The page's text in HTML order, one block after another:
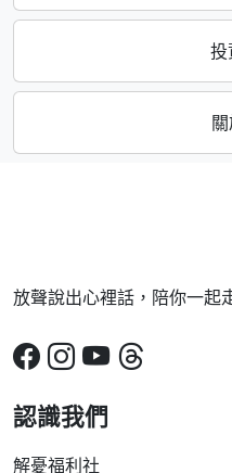
投
放聲說出心裡話，陪你一起
認識我們
解憂福利社